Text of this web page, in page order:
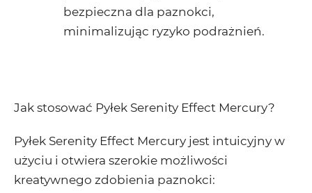
bezpieczna dla paznokci,
minimalizując ryzyko podrażnień.
Jak stosować Pyłek Serenity Effect Mercury?
Pyłek Serenity Effect Mercury jest intuicyjny w
użyciu i otwiera szerokie możliwości
kreatywnego zdobienia paznokci: